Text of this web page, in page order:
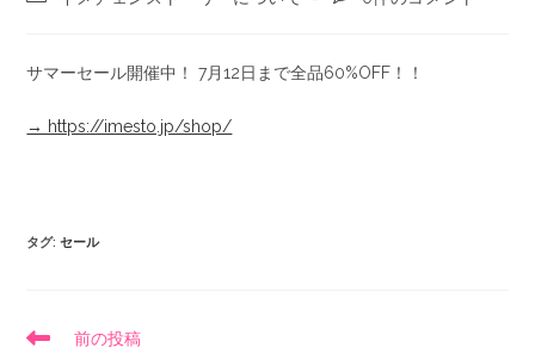
サマーセール開催中！ 7月12日まで全品60%OFF！！
→ https://imesto.jp/shop/
タグ:セール
前の投稿